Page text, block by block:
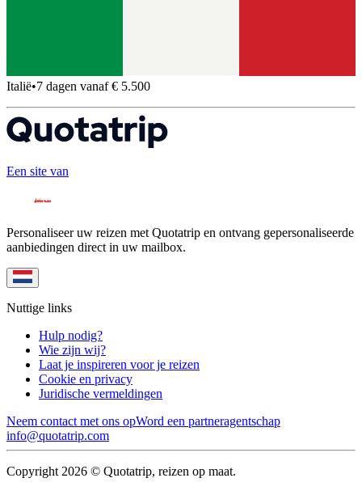
Italië•7 dagen vanaf € 5.500
Een site van
Personaliseer uw reizen met Quotatrip en ontvang gepersonaliseerde
aanbiedingen direct in uw mailbox.
Nuttige links
Hulp nodig?
Wie zijn wij?
Laat je inspireren voor je reizen
Cookie en privacy
Juridische vermeldingen
Neem contact met ons opWord een partneragentschap
info@quotatrip.com
Copyright 2026 © Quotatrip, reizen op maat.